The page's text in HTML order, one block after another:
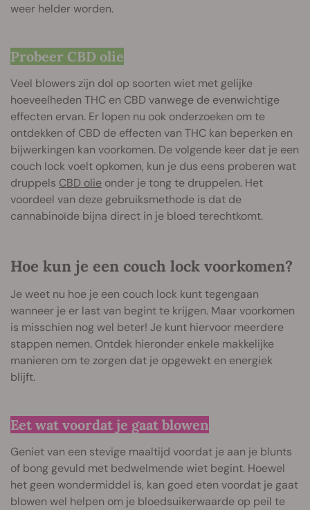
weer helder worden.
Probeer CBD olie
Veel blowers zijn dol op soorten wiet met gelijke
hoeveelheden THC en CBD vanwege de evenwichtige
effecten ervan. Er lopen nu ook onderzoeken om te
ontdekken of CBD de effecten van THC kan beperken en
bijwerkingen kan voorkomen. De volgende keer dat je een
couch lock voelt opkomen, kun je dus eens proberen wat
druppels CBD olie onder je tong te druppelen. Het
voordeel van deze gebruiksmethode is dat de
cannabinoïde bijna direct in je bloed terechtkomt.
Hoe kun je een couch lock voorkomen?
Je weet nu hoe je een couch lock kunt tegengaan
wanneer je er last van begint te krijgen. Maar voorkomen
is misschien nog wel beter! Je kunt hiervoor meerdere
stappen nemen. Ontdek hieronder enkele makkelijke
manieren om te zorgen dat je opgewekt en energiek
blijft.
Eet wat voordat je gaat blowen
Geniet van een stevige maaltijd voordat je aan je blunts
of bong gevuld met bedwelmende wiet begint. Hoewel
het geen wondermiddel is, kan goed eten voordat je gaat
blowen wel helpen om je bloedsuikerwaarde op peil te